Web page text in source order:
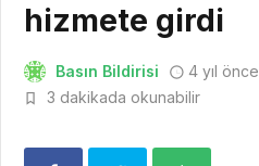
hizmete girdi
Basın Bildirisi 4 yıl önce
3 dakikada okunabilir